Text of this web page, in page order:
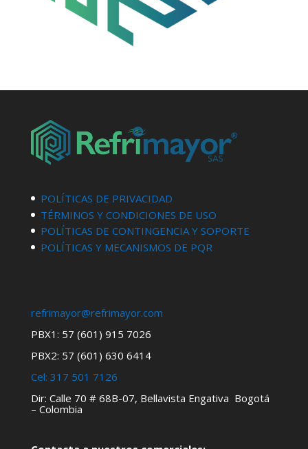
POLÍTICAS DE PRIVACIDAD
TÉRMINOS Y CONDICIONES DE USO
POLÍTICAS DE CONTINGENCIA Y SOPORTE
POLÍTICAS Y MECANISMOS DE PQR
refrimayor@refrimayor.com
PBX1: 57 (601) 915 7026
PBX2: 57 (601) 630 6414
Cel: 317 501 7126
Dir: Calle 70 # 68B-07, Bellavista Engativa Bogotá
– Colombia